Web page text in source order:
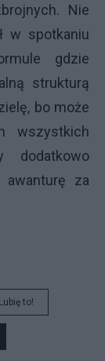
Nie
w spotkaniu
gdzie
strukturą
bo może
wszystkich
dodatkowo
za
Lubię to!